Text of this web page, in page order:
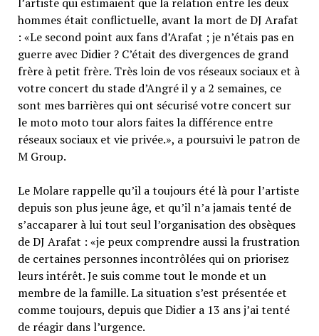
hommes était conflictuelle, avant la mort de DJ Arafat
: «Le second point aux fans d’Arafat ; je n’étais pas en
guerre avec Didier ? C’était des divergences de grand
frère à petit frère. Très loin de vos réseaux sociaux et à
votre concert du stade d’Angré il y a 2 semaines, ce
sont mes barrières qui ont sécurisé votre concert sur
le moto moto tour alors faites la différence entre
réseaux sociaux et vie privée.», a poursuivi le patron de
M Group.
Le Molare rappelle qu’il a toujours été là pour l’artiste
depuis son plus jeune âge, et qu’il n’a jamais tenté de
s’accaparer à lui tout seul l’organisation des obsèques
de DJ Arafat : «je peux comprendre aussi la frustration
de certaines personnes incontrôlées qui on priorisez
leurs intérêt. Je suis comme tout le monde et un
membre de la famille. La situation s’est présentée et
comme toujours, depuis que Didier a 13 ans j’ai tenté
de réagir dans l’urgence.